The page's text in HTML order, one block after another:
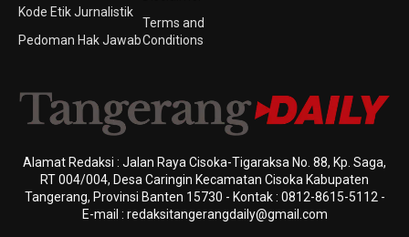
Kode Etik Jurnalistik
Pedoman Hak Jawab
Terms and
Conditions
Alamat Redaksi : Jalan Raya Cisoka-Tigaraksa No. 88, Kp. Saga,
RT 004/004, Desa Caringin Kecamatan Cisoka Kabupaten
Tangerang, Provinsi Banten 15730 - Kontak : 0812-8615-5112 -
E-mail : redaksitangerangdaily@gmail.com